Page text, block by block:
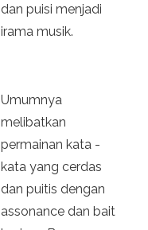
dan puisi menjadi
irama musik.
Umumnya
melibatkan
permainan kata -
kata yang cerdas
dan puitis dengan
assonance dan bait